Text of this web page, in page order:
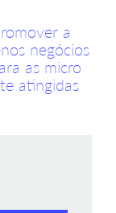
a
negócios
as micro
atingidas